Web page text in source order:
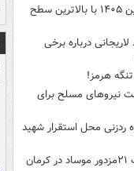
پورجمشیدیان: اربعین ۱۴۰۵ با بالاترین سطح
لاریجانی درباره برخی
تنگه هرمز!
نیروهای مسلح برای
ردزنی محل استقرار شهید